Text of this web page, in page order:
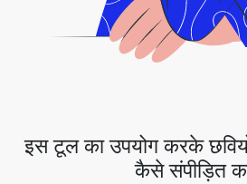
1 . छवि फ़ाइल अपलोड करें या ड्रॉप डाउन तीर पर क्लिक